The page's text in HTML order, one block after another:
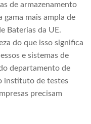
de armazenamento
mais ampla de
Baterias da UE.
do que isso significa
e sistemas de
departamento de
instituto de testes
precisam